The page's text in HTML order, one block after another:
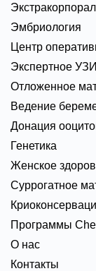
Эмбриология
Центр
Экспертное УЗИ
Отложенное
Ведение
Донация
Генетика
Женское
Суррогатное
Программы
О нас
Контакты